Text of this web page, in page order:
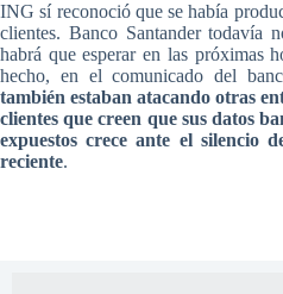
ING sí reconoció que se había
clientes. Banco Santander todavía
habrá que esperar en las próximas
hecho, en el comunicado del
también estaban atacando otras
clientes que creen que sus datos
expuestos crece ante el silencio
reciente.